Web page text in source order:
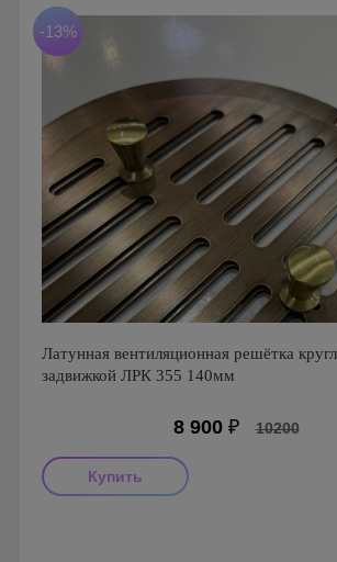
-13%
Латунная вентиляционная решётка
задвижкой ЛРК 355 140мм
8 900₽ 10200